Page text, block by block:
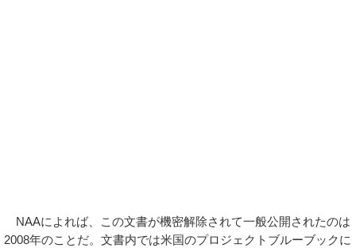
NAAによれば、この文書が機密解除されて一般公開されたのは
2008年のことだ。文書内では米国のプロジェクトブルーブックに